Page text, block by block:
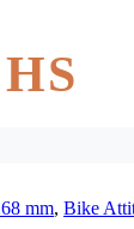
mm, Bike